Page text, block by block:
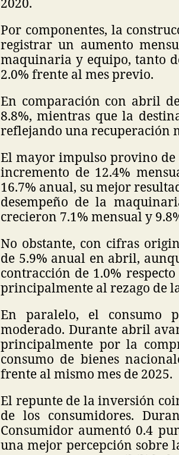
Por componentes, la
registrar un aumento
maquinaria y equipo, tanto
2.0% frente al mes previo.
En comparación con abril
8.8%, mientras que la
reflejando una recuperación
El mayor impulso provino
incremento de 12.4%
16.7% anual, su mejor
desempeño de la
crecieron 7.1% mensual y
No obstante, con cifras
de 5.9% anual en abril,
contracción de 1.0%
principalmente al rezago de
En paralelo, el consumo
moderado. Durante abril
principalmente por la
consumo de bienes
frente al mismo mes de 2025.
El repunte de la inversión
de los consumidores.
Consumidor aumentó 0.4
una mejor percepción sobre